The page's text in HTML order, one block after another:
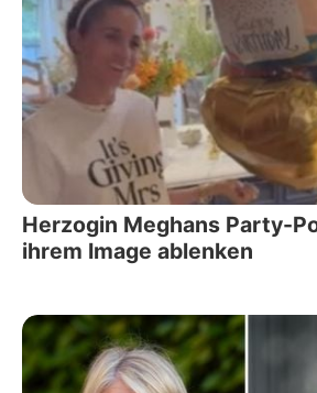
Herzogin Meghans Party-
ihrem Image ablenken